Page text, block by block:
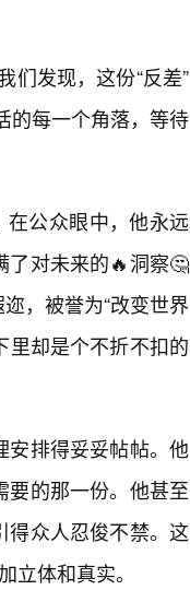
们发现，这份“反差”
的每一个角落，等待
在公众眼中，他永远
了对未来的🔥洞察🤔
，被誉为“改变世界
里却是个不折不扣的
安排得妥妥帖帖。他
要的那一份。他甚至
得众人忍俊不禁。这
立体和真实。